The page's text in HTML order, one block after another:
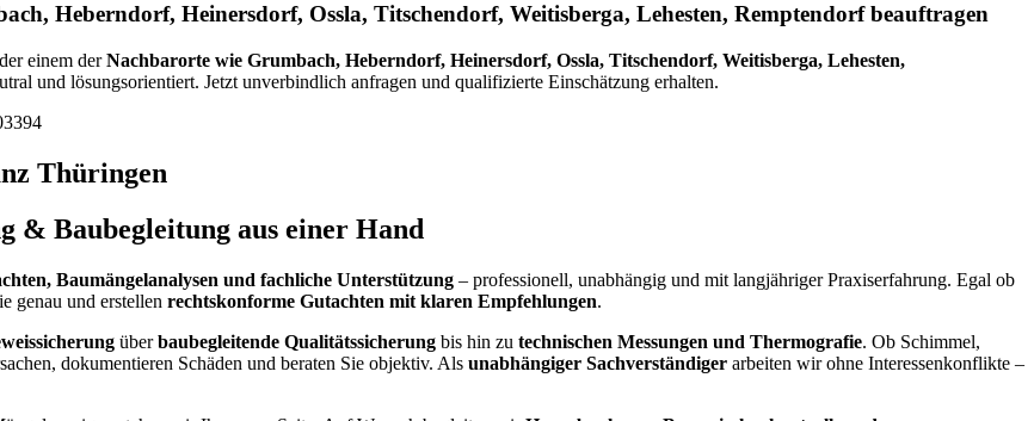
Heberndorf, Heinersdorf, Ossla, Titschendorf, Weitisberga, Lehesten, Remptendorf beauftragen
einem derNachbarorte wie Grumbach, Heberndorf, Heinersdorf, Ossla, Titschendorf, Weitisberga, Lehesten,
und lösungsorientiert. Jetzt unverbindlich anfragen und qualifizierte Einschätzung erhalten.
Thüringen
& Baubegleitung aus einer Hand
Baumängelanalysen und fachliche Unterstützung – professionell, unabhängig und mit langjähriger Praxiserfahrung. Egal ob
genau und erstellen rechtskonforme Gutachten mit klaren Empfehlungen.
überbaubegleitende Qualitätssicherung bis hin zu technischen Messungen und Thermografie. Ob Schimmel,
dokumentieren Schäden und beraten Sie objektiv. Als unabhängiger Sachverständiger arbeiten wir ohne Interessenkonflikte –